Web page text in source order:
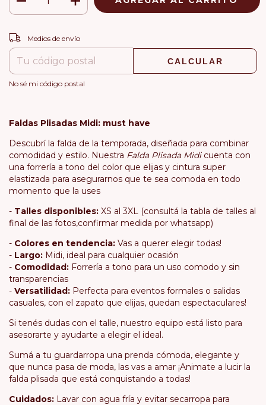
Entregas para el CP:
Medios de envío
CALCULAR
No sé mi código postal
Faldas Plisadas Midi: must have
Descubrí la falda de la temporada, diseñada para combinar
comodidad y estilo. Nuestra Falda Plisada Midi cuenta con
una forrería a tono del color que elijas y cintura super
elastizada para asegurarnos que te sea comoda en todo
momento que la uses
- Talles disponibles: XS al 3XL (consultá la tabla de talles al
final de las fotos,confirmar medida por whatsapp)
- Colores en tendencia: Vas a querer elegir todas!
- Largo: Midi, ideal para cualquier ocasión
- Comodidad: Forrería a tono para un uso comodo y sin
transparencias
- Versatilidad: Perfecta para eventos formales o salidas
casuales, con el zapato que elijas, quedan espectaculares!
Si tenés dudas con el talle, nuestro equipo está listo para
asesorarte y ayudarte a elegir el ideal.
Sumá a tu guardarropa una prenda cómoda, elegante y
que nunca pasa de moda, las vas a amar ¡Animate a lucir la
falda plisada que está conquistando a todas!
Cuidados: Lavar con agua fría y evitar secarropa para